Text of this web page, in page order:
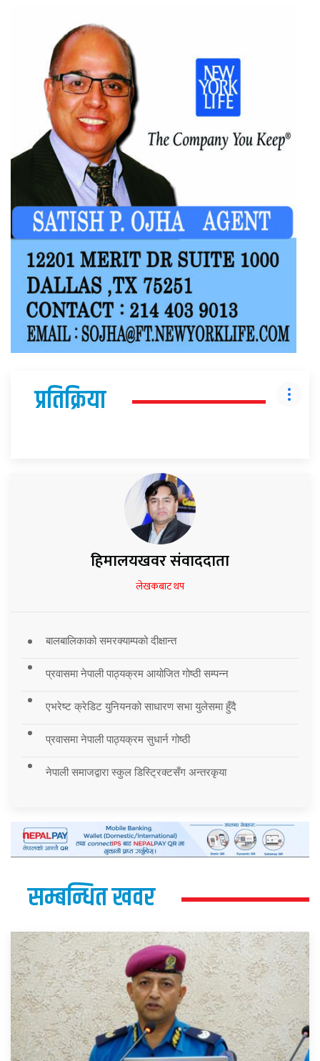
प्रतिक्रिया
हिमालयखवर संवाददाता
लेखकबाट थप
बालबालिकाको समरक्याम्पको दीक्षान्त
प्रवासमा नेपाली पाठ्यक्रम आयोजित गोष्ठी सम्पन्न
एभरेष्ट क्रेडिट युनियनको साधारण सभा युलेसमा हुँदै
प्रवासमा नेपाली पाठ्यक्रम सुधार्न गोष्ठी
नेपाली समाजद्वारा स्कुल डिस्ट्रिक्टसँग अन्तरकृया
सम्बन्धित खवर